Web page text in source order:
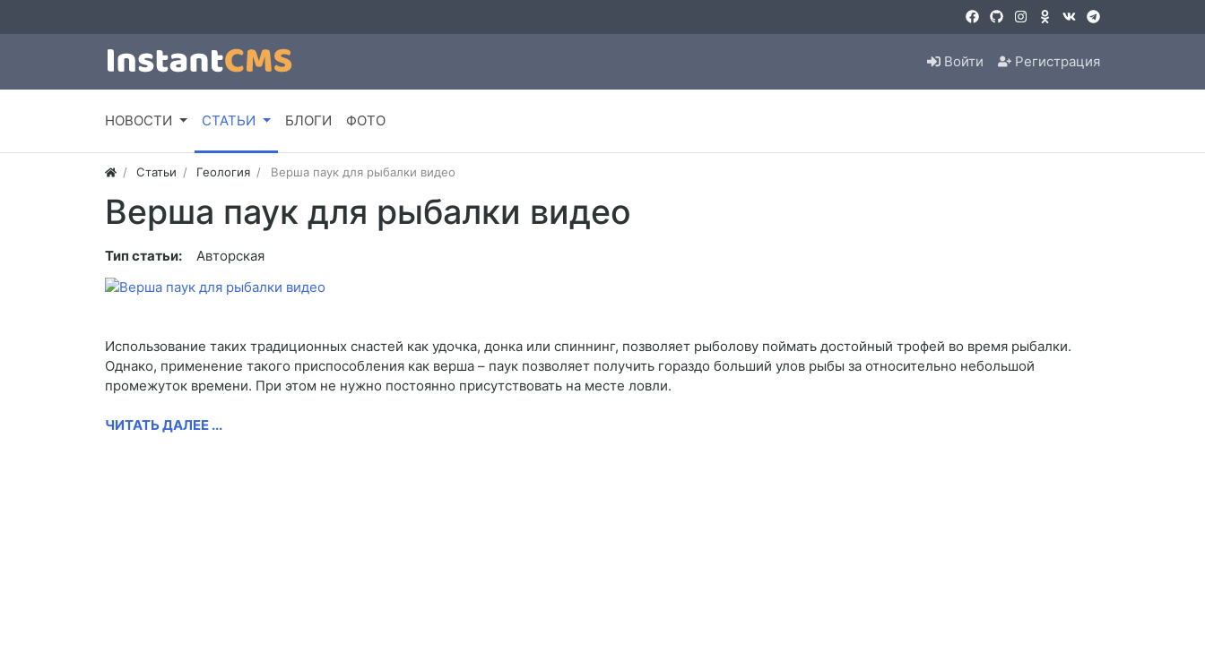
Войти Регистрация
НОВОСТИ СТАТЬИ БЛОГИ ФОТО
Статьи Геология Верша паук для рыбалки видео
Верша паук для рыбалки видео
Тип статьи: Авторская
Использование таких традиционных снастей как удочка, донка или спиннинг, позволяет рыболову поймать достойный трофей во время рыбалки.
Однако, применение такого приспособления как верша – паук позволяет получить гораздо больший улов рыбы за относительно небольшой
промежуток времени. При этом не нужно постоянно присутствовать на месте ловли.
ЧИТАТЬ ДАЛЕЕ ...